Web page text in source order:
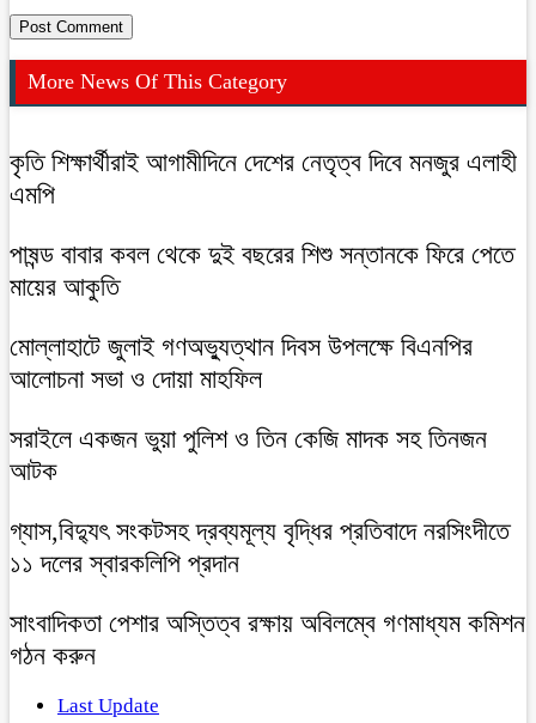
More News Of This Category
কৃতি শিক্ষার্থীরাই আগামীদিনে দেশের নেতৃত্ব দিবে মনজুর এলাহী
এমপি
পাষন্ড বাবার কবল থেকে দুই বছরের শিশু সন্তানকে ফিরে পেতে
মায়ের আকুতি
মোল্লাহাটে জুলাই গণঅভ্যুত্থান দিবস উপলক্ষে বিএনপির
আলোচনা সভা ও দোয়া মাহফিল
সরাইলে একজন ভুয়া পুলিশ ও তিন কেজি মাদক সহ তিনজন
আটক
গ্যাস,বিদ্যুৎ সংকটসহ দ্রব্যমূল্য বৃদ্ধির প্রতিবাদে নরসিংদীতে
১১ দলের স্বারকলিপি প্রদান
সাংবাদিকতা পেশার অস্তিত্ব রক্ষায় অবিলম্বে গণমাধ্যম কমিশন
গঠন করুন
Last Update